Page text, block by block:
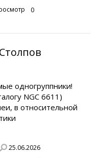
0
одногруппники!
NGC 6611)
в относительной
25.06.2026